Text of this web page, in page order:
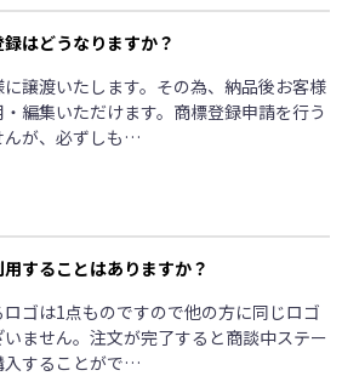
はどうなりますか？
譲渡いたします。その為、納品後お客様
編集いただけます。商標登録申請を行う
んが、必ずしも…
することはありますか？
ゴは1点ものですので他の方に同じロゴ
ません。注文が完了すると商談中ステー
入することがで…